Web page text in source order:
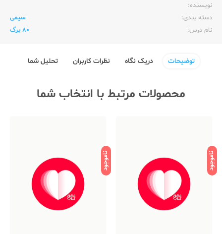
نویسنده:‌
دسته بندی:
سیمی
نام درس:
80 برگ
توضیحات دریک نگاه نظرات کاربران تحلیل شما
محصولات مرتبط با انتخاب شما
ناموجود ناموجود